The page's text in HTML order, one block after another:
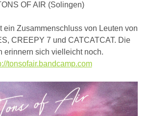
OF AIR (Solingen)
ein Zusammenschluss von Leuten von
CREEPY 7 und CATCATCAT. Die
erinnern sich vielleicht noch.
tonsofair.bandcamp.com